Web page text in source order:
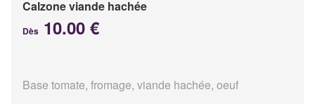
Calzone viande hachée
Dès 10.00 €
Base tomate, fromage, viande hachée, oeuf